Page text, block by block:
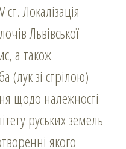
Локалізація
Львівської
а також
(лук зі стрілою)
щодо належності
руських земель
якого